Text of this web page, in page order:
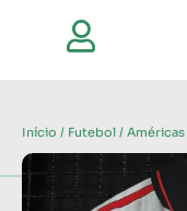
Início / Futebol / Américas